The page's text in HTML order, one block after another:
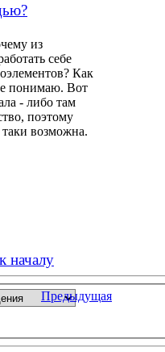
из
себе
Как
понимаю. Вот
- либо там
поэтому
возможна.
началу
Предыдущая